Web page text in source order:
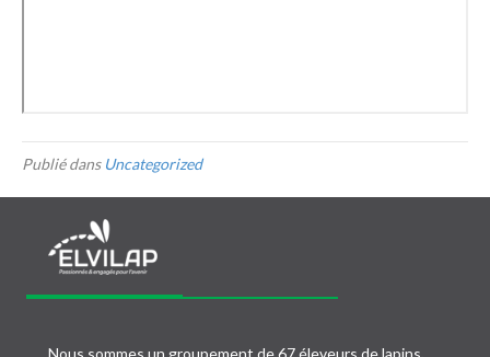
Publié dans Uncategorized
Nous sommes un groupement de 67 éleveurs de lapins,